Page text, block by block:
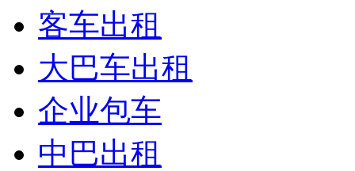
客车出租
大巴车出租
企业包车
中巴出租